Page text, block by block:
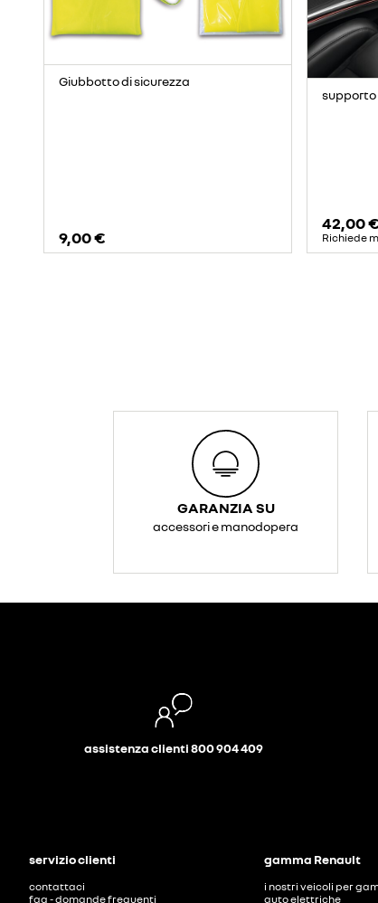
Giubbotto di sicurezza
9,00 €
supporto
42,00 €
Richiede
GARANZIA SU
accessori e manodopera
assistenza clienti 800 904 409
servizio clienti
contattaci
faq - domande frequenti
gamma Renault
i nostri veicoli per
auto elettriche